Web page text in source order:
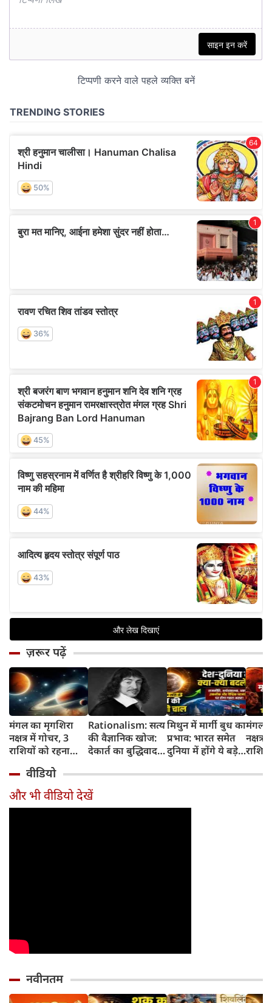
ज़रूर पढ़ें
मंगल का मृगशिरा
नक्षत्र में गोचर, 3
राशियों को रहना
सावधान
Rationalism: सत्य
की वैज्ञानिक खोज:
देकार्त का बुद्धिवाद
का जन्म
मिथुन में मार्गी बुध का
प्रभाव: भारत समेत
दुनिया में होंगे ये बड़े
मंगल
नक्षत्र
किसे
वीडियो
और भी वीडियो देखें
नवीनतम